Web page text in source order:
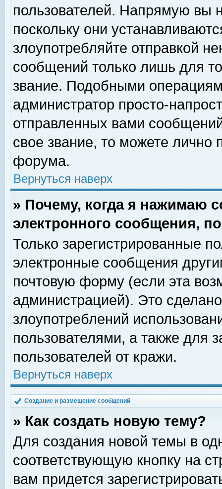
пользователей. Напрямую вы
поскольку они
злоупотребляйте отправкой
сообщений только лишь для
звание. Подобными
администратор просто-
отправленных вами
свое звание, то можете лично
форума.
Вернуться наверх
» Почему, когда я нажимаю
электронного сообщения,
Только зарегистрированные
электронные сообщения
почтовую форму (если эта
администрацией). Это
злоупотреблений
пользователями, а также для
пользователей от кражи.
Вернуться наверх
Создание и размещение сообщений
» Как создать новую тему?
Для создания новой темы в
соответствующую кнопку на
вам придется